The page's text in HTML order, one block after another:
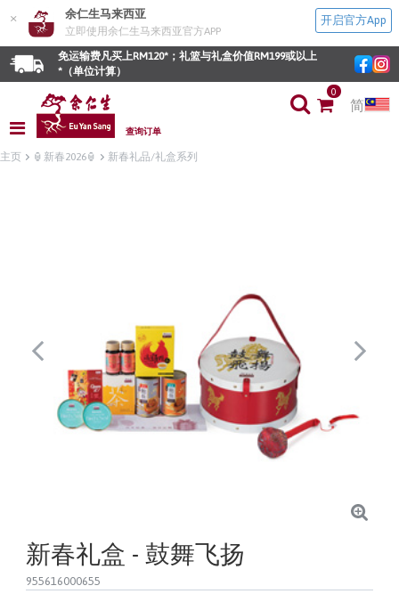
× 余仁生马来西亚
立即使用余仁生马来西亚官方APP
开启官方App
免运输费凡买上RM120*；礼篮与礼盒价值RM199或以上
*（单位计算）
查询订单
0
简
主页 🏮新春2026🏮 新春礼品/礼盒系列
新春礼盒 - 鼓舞飞扬
955616000655